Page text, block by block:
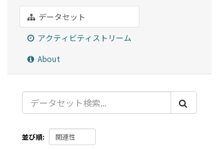
データセット
アクティビティストリーム
About
並び順